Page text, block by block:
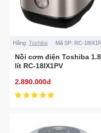
Hãng: Toshiba Mã SP: RC-
Nồi cơm điện Toshiba 1.8
lít RC-18IX1PV
2.890.000đ